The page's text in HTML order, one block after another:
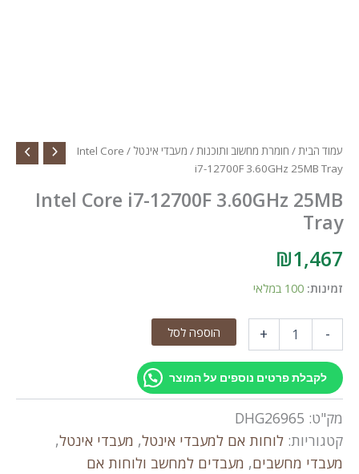
עמוד הבית/ חומרת מחשוב ותוכנות/ מעבדי אינטל
/ Intel Core
i7-12700F 3.60GHz 25MB Tray
Intel Core i7-12700F 3.60GHz 25MB
Tray
₪1,467
זמינות: 100 במלאי
-
Core
i7-
3.60GHz
25MB
Tray
+ הוספה לסל
לקבלת פרטים נוספים על המוצר
מק"ט: DHG26965
קטגוריות: לוחות אם למעבדי אינטל, מעבדי אינטל,
מעבדי מחשבים, מעבדים למחשב ולוחות אם